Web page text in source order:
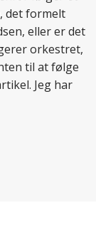
det formelt
eller er det
orkestret,
til at følge
Jeg har